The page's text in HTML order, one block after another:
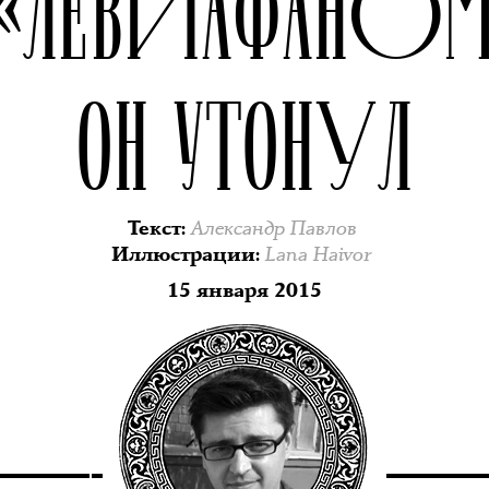
ОН УТОНУЛ
Текст:Александр Павлов
Иллюстрации: Lana Haivor
15 января 2015